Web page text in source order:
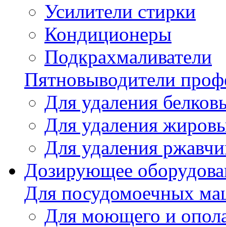
Усилители стирки
Кондиционеры
Подкрахмаливатели
Пятновыводители
Для удаления
Для удаления
Для удаления
Дозирующее
Для посудомоечных
Для моющего и